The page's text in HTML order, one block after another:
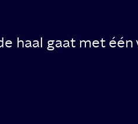
haal gaat met